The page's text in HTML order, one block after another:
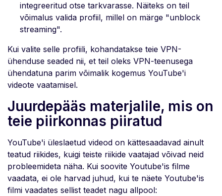
integreeritud otse tarkvarasse. Näiteks on teil
võimalus valida profiil, millel on märge "unblock
streaming".
Kui valite selle profiili, kohandatakse teie VPN-
ühenduse seaded nii, et teil oleks VPN-teenusega
ühendatuna parim võimalik kogemus YouTube'i
videote vaatamisel.
Juurdepääs materjalile, mis on
teie piirkonnas piiratud
YouTube'i üleslaetud videod on kättesaadavad ainult
teatud riikides, kuigi teiste riikide vaatajad võivad neid
probleemideta näha. Kui soovite Youtube'is filme
vaadata, ei ole harvad juhud, kui te näete Youtube'is
filmi vaadates sellist teadet nagu allpool: